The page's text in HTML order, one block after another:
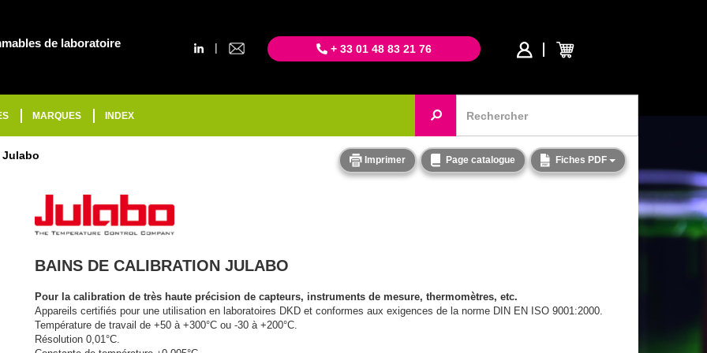
de laboratoire | + 33 01 48 83 21 76
MARQUES INDEX
Imprimer Page catalogue Fiches PDF
BAINS DE CALIBRATION JULABO
Pour la calibration de très haute précision de capteurs, instruments de mesure, thermomètres, etc.
Appareils certifiés pour une utilisation en laboratoires DKD et conformes aux exigences de la norme DIN EN ISO 9001:2000.
Température de travail de +50 à +300°C ou -30 à +200°C.
Résolution 0,01°C.